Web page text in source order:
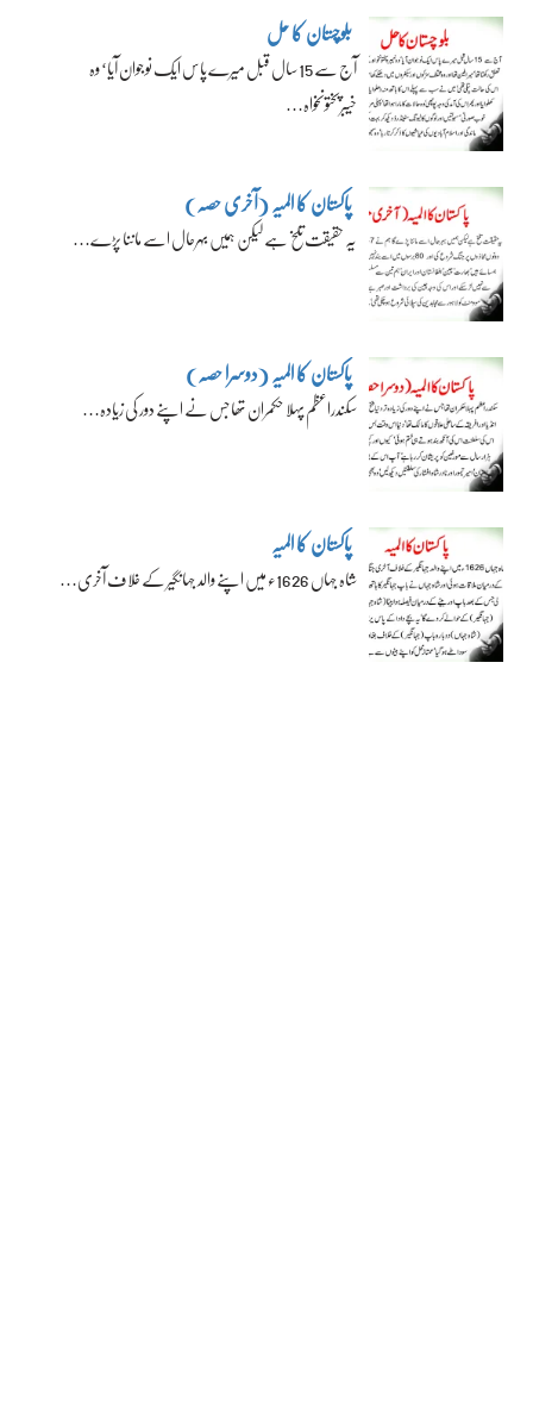
بلوچستان کا حل
آج سے 15 سال قبل میرے پاس ایک نوجوان آیا‘ وہ
خیبرپختونخواہ…
پاکستان کا المیہ (آخری حصہ)
یہ حقیقت تلخ ہے لیکن ہمیں بہرحال اسے ماننا پڑے…
پاکستان کا المیہ (دوسرا حصہ)
سکندراعظم پہلا حکمران تھا جس نے اپنے دور کی زیادہ…
پاکستان کا المیہ
شاہ جہاں 1626ء میں اپنے والد جہانگیر کے خلاف آخری…